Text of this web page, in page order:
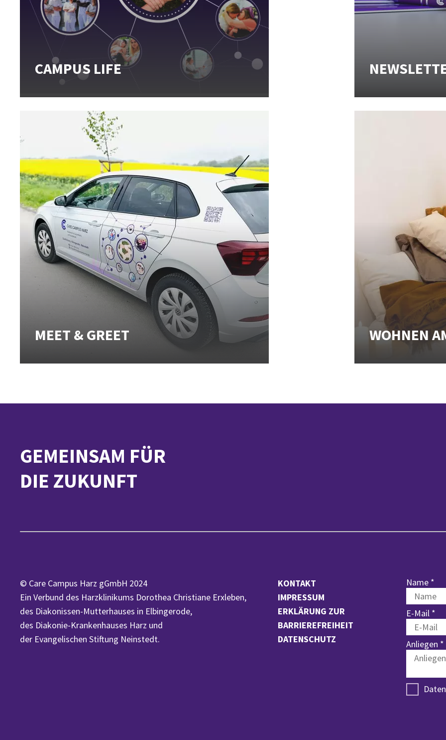
CAMPUS LIFE
MEET & GREET WOHNEN
GEMEINSAM FÜR
DIE ZUKUNFT
© Care Campus Harz gGmbH 2024
Ein Verbund des Harzklinikums Dorothea Christiane Erxleben,
des Diakonissen-Mutterhauses in Elbingerode,
des Diakonie-Krankenhauses Harz und
der Evangelischen Stiftung Neinstedt.
KONTAKT
IMPRESSUM
ERKLÄRUNG ZUR
BARRIEREFREIHEIT
DATENSCHUTZ
Name *
E-Mail *
Anliegen *